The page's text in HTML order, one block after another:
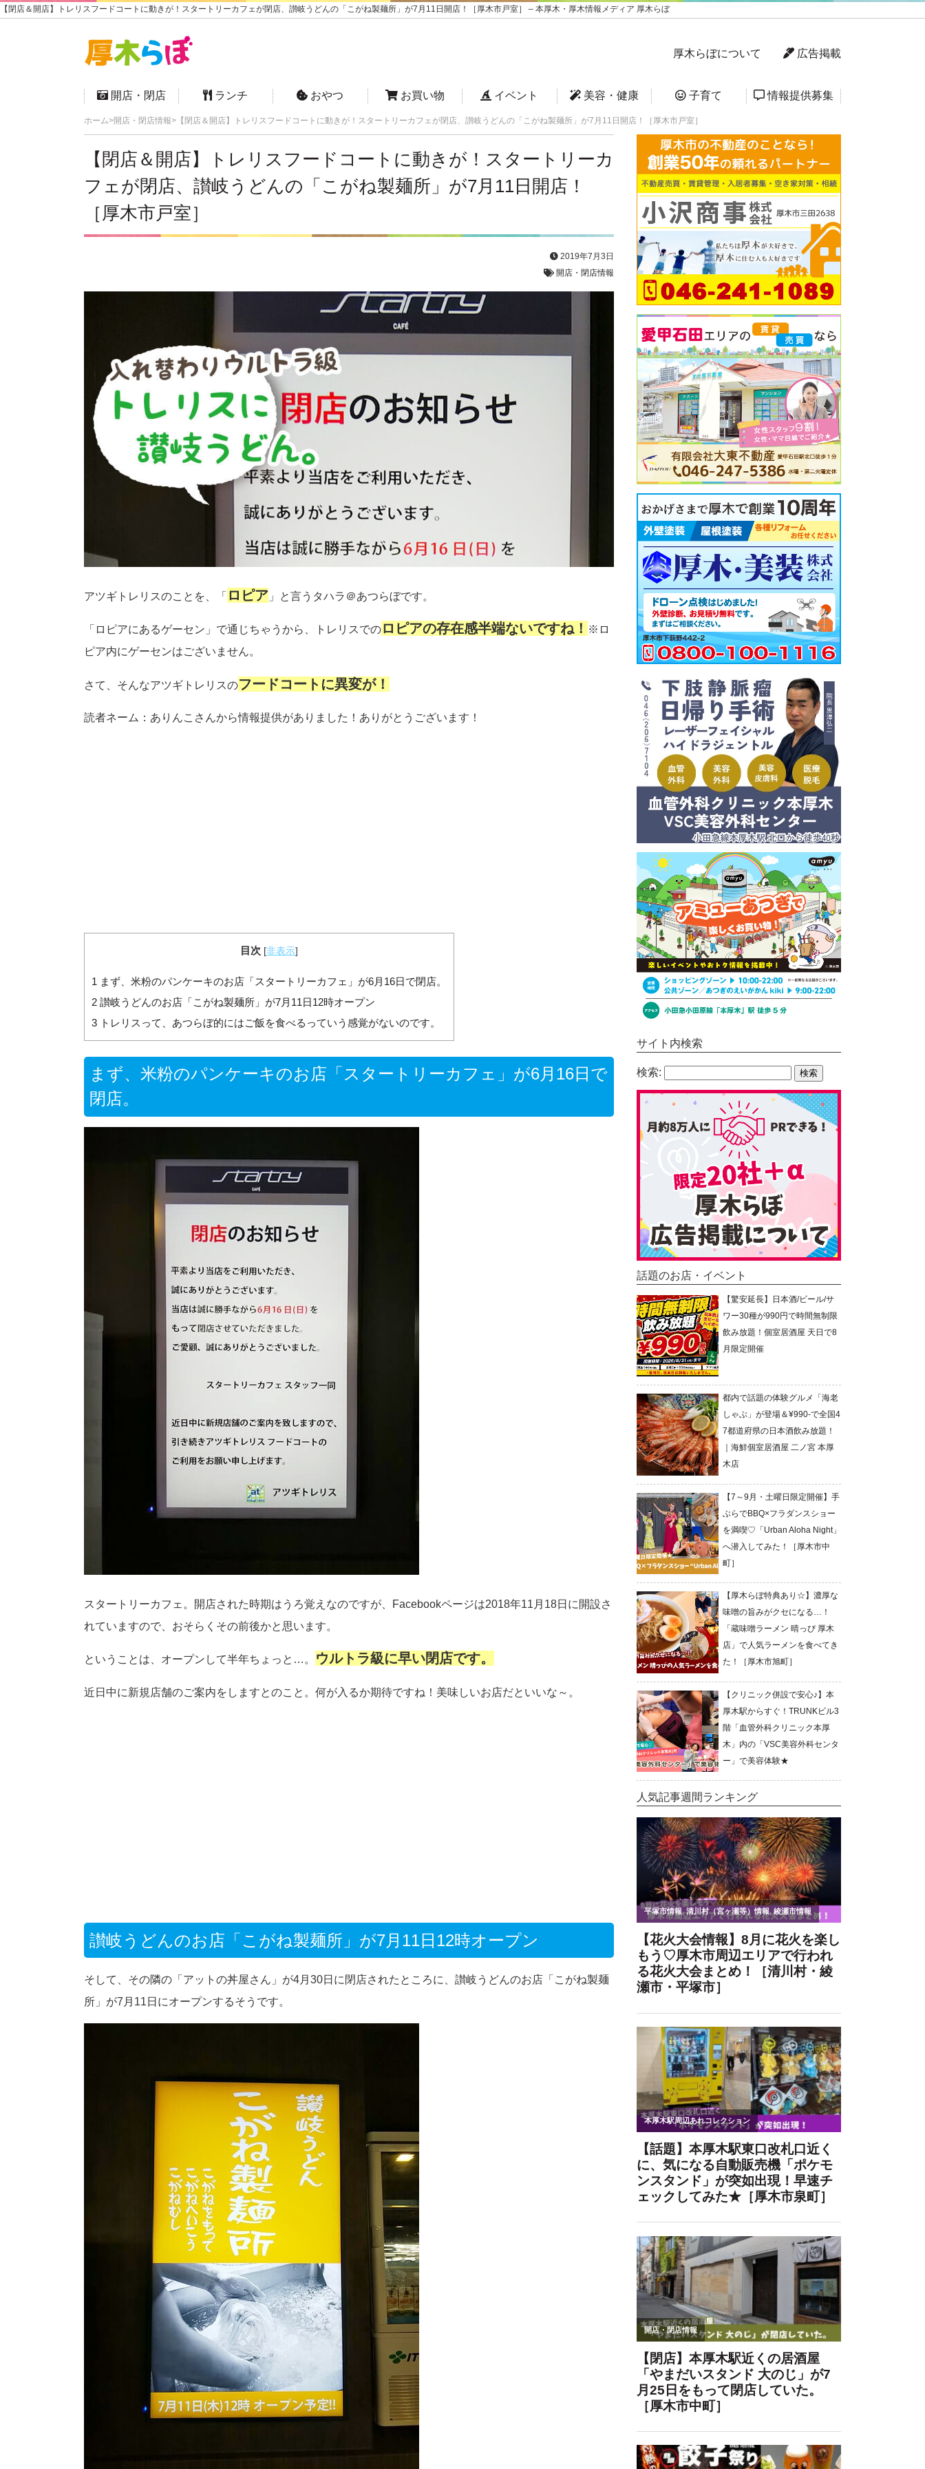
【閉店＆開店】トレリスフードコートに動きが！スタートリーカフェが閉店、讃岐うどんの「こがね製麺所」が7月11日開店！［厚木市戸室］ – 本厚木・厚木情報メディア 厚木らぼ
厚木らぼについて 広告掲載
開店・閉店 ランチ おやつ お買い物 イベント 美容・健康 子育て 情報提供募集
ホーム 開店・閉店情報 【閉店＆開店】トレリスフードコートに動きが！スタートリーカフェが閉店、讃岐うどんの「こがね製麺所」が7月11日開店！［厚木市戸室］
【閉店＆開店】トレリスフードコートに動きが！スタートリーカ
フェが閉店、讃岐うどんの「こがね製麺所」が7月11日開店！
［厚木市戸室］
2019年7月3日
開店・閉店情報
アツギトレリスのことを、「 ロピア 」と言うタハラ＠あつらぼです。
「ロピアにあるゲーセン」で通じちゃうから、トレリスでのロピアの存在感半端ないですね！ ※ロ
ピア内にゲーセンはございません。
さて、そんなアツギトレリスのフードコートに異変が！
読者ネーム：ありんこさんから情報提供がありました！ありがとうございます！
目次 [非表示]
1 まず、米粉のパンケーキのお店「スタートリーカフェ」が6月16日で閉店。
2 讃岐うどんのお店「こがね製麺所」が7月11日12時オープン
3 トレリスって、あつらぼ的にはご飯を食べるっていう感覚がないのです。
まず、米粉のパンケーキのお店「スタートリーカフェ」が6月16日で
閉店。
スタートリーカフェ。開店された時期はうろ覚えなのですが、Facebookページは2018年11月18日に開設さ
れていますので、おそらくその前後かと思います。
ということは、オープンして半年ちょっと…。 ウルトラ級に早い閉店です。
近日中に新規店舗のご案内をしますとのこと。何が入るか期待ですね！美味しいお店だといいな～。
讃岐うどんのお店「こがね製麺所」が7月11日12時オープン
そして、その隣の「アットの丼屋さん」が4月30日に閉店されたところに、讃岐うどんのお店「こがね製麺
所」が7月11日にオープンするそうです。
サイト内検索
検索:
話題のお店・イベント
【驚安延長】日本酒/ビール/サ
ワー30種が990円で時間無制限
飲み放題！個室居酒屋 天日で8
月限定開催
都内で話題の体験グルメ「海老
しゃぶ」が登場＆¥990-で全国4
7都道府県の日本酒飲み放題！
｜海鮮個室居酒屋 二ノ宮 本厚
木店
【7～9月・土曜日限定開催】手
ぶらでBBQ×フラダンスショー
を満喫♡「Urban Aloha Night」
へ潜入してみた！［厚木市中
町］
【厚木らぼ特典あり☆】濃厚な
味噌の旨みがクセになる…！
「蔵味噌ラーメン 晴っぴ 厚木
店」で人気ラーメンを食べてき
た！［厚木市旭町］
【クリニック併設で安心♪】本
厚木駅からすぐ！TRUNKビル3
階「血管外科クリニック本厚
木」内の「VSC美容外科センタ
ー」で美容体験★
人気記事週間ランキング